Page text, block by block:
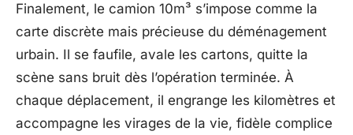
Finalement, le camion 10m³ s’impose comme la
carte discrète mais précieuse du déménagement
urbain. Il se faufile, avale les cartons, quitte la
scène sans bruit dès l’opération terminée. À
chaque déplacement, il engrange les kilomètres et
accompagne les virages de la vie, fidèle complice